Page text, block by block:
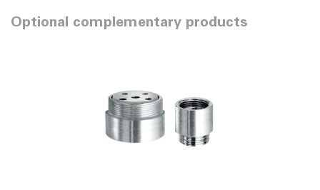
Optional complementary products